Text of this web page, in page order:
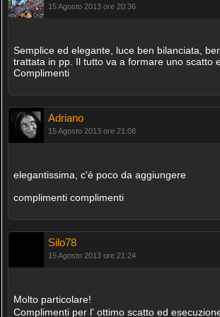
15 Agosto 2013 ore 20:36
Semplice ed elegante, luce ben bilanciata,
trattata in pp. Il tutto va a formare uno scatto
Complimenti
Adriano
15 Agosto 2013 ore 21:08
elegantissima, c'è poco da aggiungere
complimenti complimenti
Silo78
15 Agosto 2013 ore 21:24
Molto particolare!
Complimenti per l' ottimo scatto ed